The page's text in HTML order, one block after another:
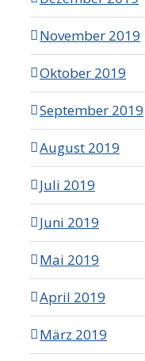
November 2019
Oktober 2019
September 2019
August 2019
Juli 2019
Juni 2019
Mai 2019
April 2019
März 2019